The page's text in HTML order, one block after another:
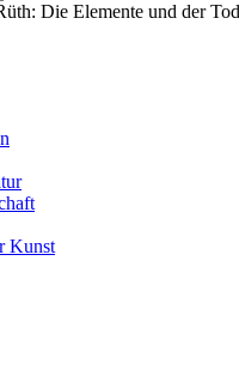
Die Elemente und der Tod
Kunst